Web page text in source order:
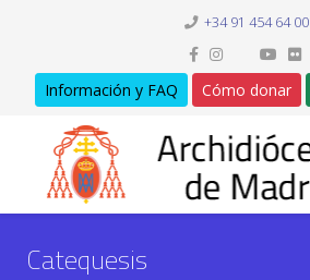
+34 91 454 64 00
Información y FAQ Cómo donar
Catequesis